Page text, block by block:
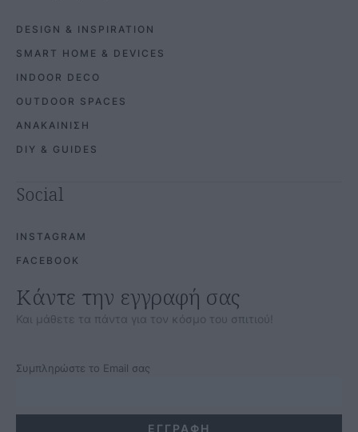
DESIGN & INSPIRATION
SMART HOME & DEVICES
INDOOR DECO
OUTDOOR SPACES
ΑΝΑΚΑΙΝΙΣΗ
DIY & GUIDES
Social
INSTAGRAM
FACEBOOK
Κάντε την εγγραφή σας
Και μάθετε τα πάντα για τον κόσμο του σπιτιού!
Συμπληρώστε το Email σας